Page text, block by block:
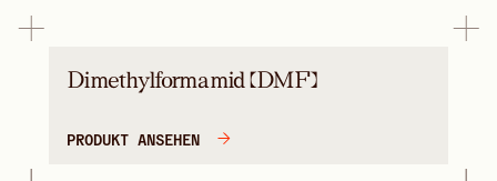
Dimethylformamid (DMF)
PRODUKT ANSEHEN